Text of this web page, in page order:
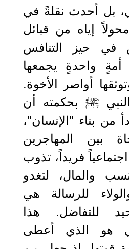
بل أحدث نقلةً في
إياه من قبائل
في حيز التنافس
أمةٍ واحدةٍ يجمعها
أواصر الأخوة.
ﷺ بحكمته أن
من بناء "الإنسان"،
بين المهاجرين
اجتماعياً فريداً، تذوب
والمال، لتغدو
للرسالة هي
للتفاضل. هذا
هو الذي أعطى